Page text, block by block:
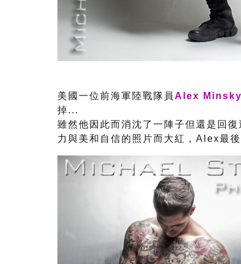
美國一位前海軍陸戰隊員 Alex Minsky
掉...
雖然他因此而消沈了一陣子但還是回
力與美和自信的照片而大紅，Alex最後